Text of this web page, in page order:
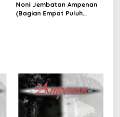
Noni Jembatan Ampenan
(Bagian Empat Puluh